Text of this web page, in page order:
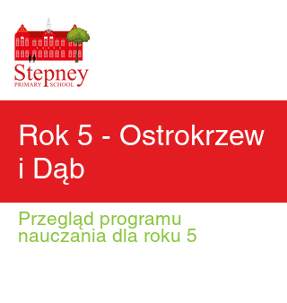
Rok 5 - Ostrokrzew
i Dąb
Przegląd programu
nauczania dla roku 5